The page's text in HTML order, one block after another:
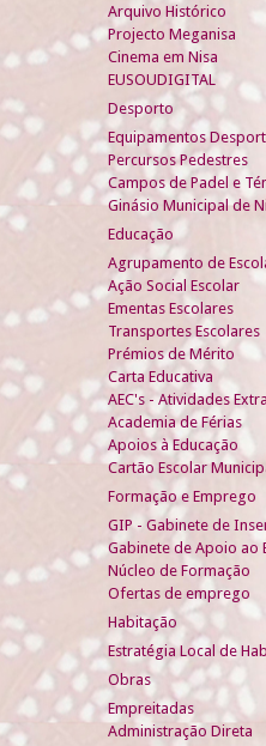
Arquivo Histórico
Projecto Meganisa
Cinema em Nisa
EUSOUDIGITAL
Desporto
Equipamentos
Percursos Pedestres
Campos de Padel e
Ginásio Municipal de
Educação
Agrupamento de
Ação Social Escolar
Ementas Escolares
Transportes Escolares
Prémios de Mérito
Carta Educativa
AEC's - Atividades
Academia de Férias
Apoios à Educação
Cartão Escolar
Formação e Emprego
GIP - Gabinete de
Gabinete de Apoio ao
Núcleo de Formação
Ofertas de emprego
Habitação
Estratégia Local de
Obras
Empreitadas
Administração Direta